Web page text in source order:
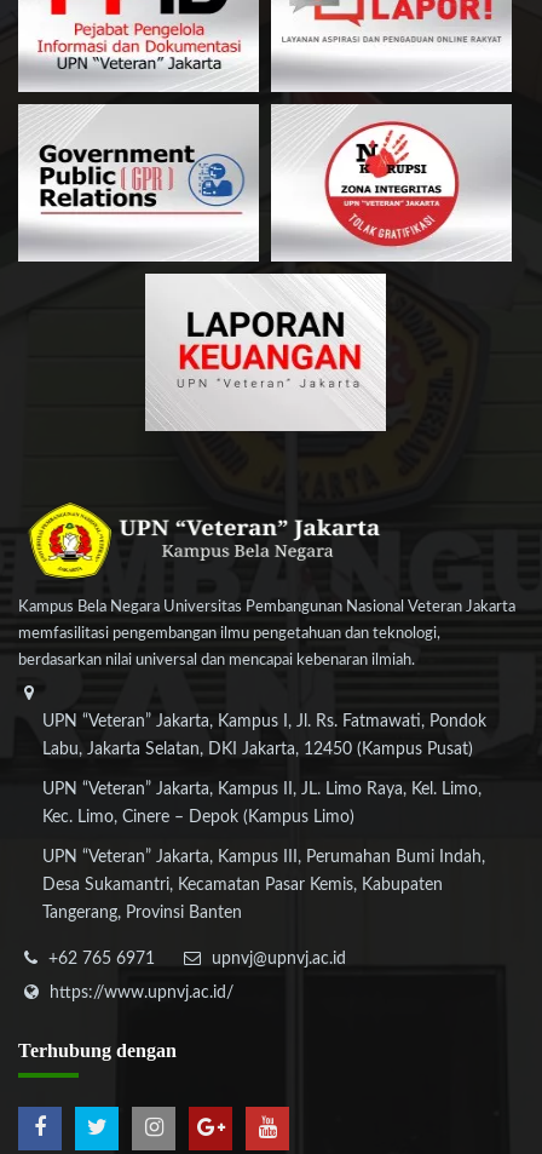
Kampus Bela Negara Universitas Pembangunan Nasional Veteran Jakarta
memfasilitasi pengembangan ilmu pengetahuan dan teknologi,
berdasarkan nilai universal dan mencapai kebenaran ilmiah.
UPN “Veteran” Jakarta, Kampus I, Jl. Rs. Fatmawati, Pondok
Labu, Jakarta Selatan, DKI Jakarta, 12450 (Kampus Pusat)
UPN “Veteran” Jakarta, Kampus II, JL. Limo Raya, Kel. Limo,
Kec. Limo, Cinere – Depok (Kampus Limo)
UPN “Veteran” Jakarta, Kampus III, Perumahan Bumi Indah,
Desa Sukamantri, Kecamatan Pasar Kemis, Kabupaten
Tangerang, Provinsi Banten
+62 765 6971
upnvj@upnvj.ac.id
https://www.upnvj.ac.id/
Terhubung dengan